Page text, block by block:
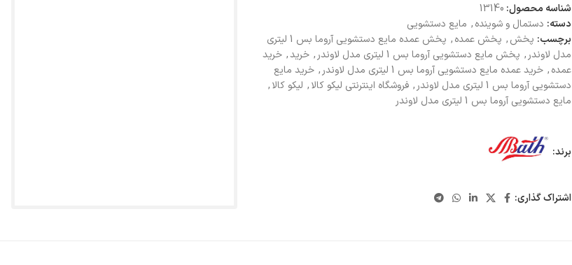
شناسه محصول: 13140
دسته: دستمال و شوینده, مایع دستشویی
برچسب: پخش, پخش عمده,
پخش عمده مایع دستشویی آروما بس 1 لیتری
مدل لاوندر , پخش مایع دستشویی آروما بس 1 لیتری مدل لاوندر , خرید, خرید
عمده, خرید عمده مایع دستشویی آروما بس 1 لیتری مدل لاوندر , خرید مایع
دستشویی آروما بس 1 لیتری مدل لاوندر
, فروشگاه اینترنتی لیکو کالا, لیکو کالا,
مایع دستشویی آروما بس 1 لیتری مدل لاوندر
برند:
اشتراک گذاری: